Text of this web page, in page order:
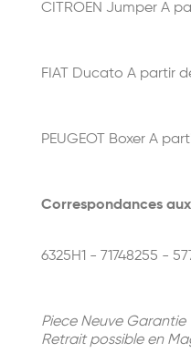
CITROEN Jumper A
FIAT Ducato A partir
PEUGEOT Boxer A
Correspondances
6325H1 - 71748255 -
Piece Neuve Garantie
Retrait possible en